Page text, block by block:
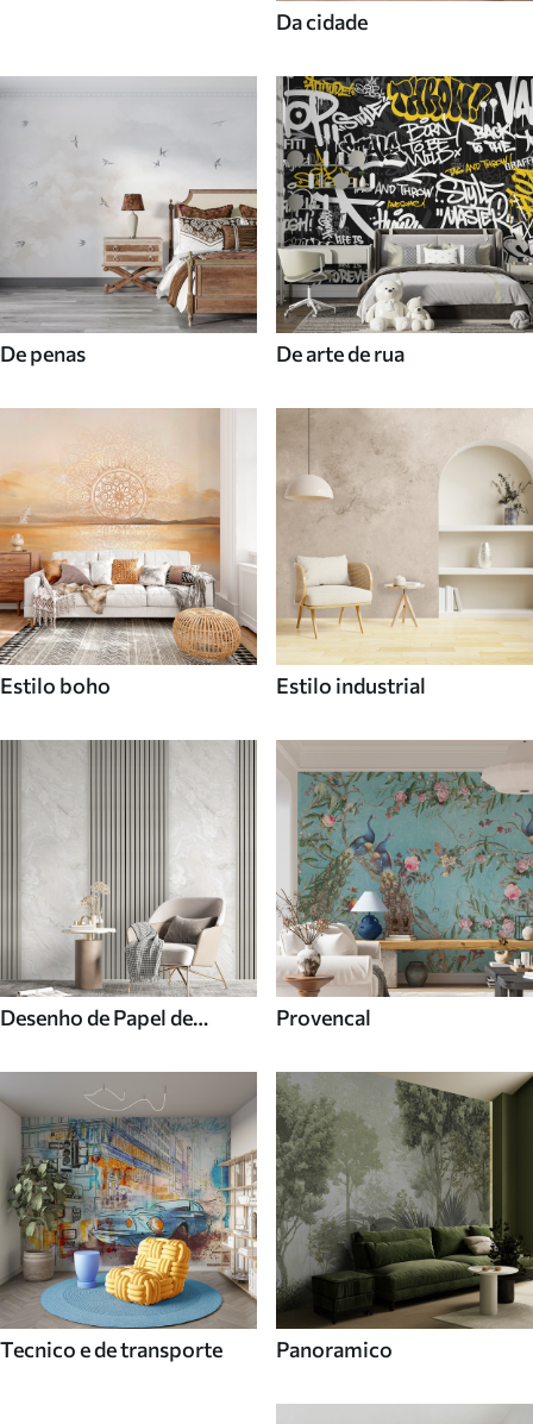
Da cidade
De penas De arte de rua
Estilo boho Estilo industrial
Desenho de Papel de
Provencal
Tecnico e de transporte Panoramico